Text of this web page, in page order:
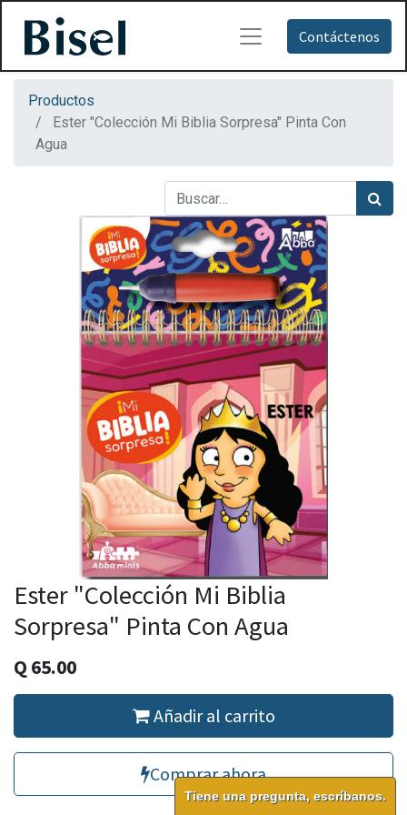
Contáctenos
Productos
Ester "Colección Mi Biblia Sorpresa" Pinta Con
Agua
Ester "Colección Mi Biblia
Sorpresa" Pinta Con Agua
Q 65.00
Añadir al carrito
Comprar ahora
Tiene una pregunta, escríbanos.